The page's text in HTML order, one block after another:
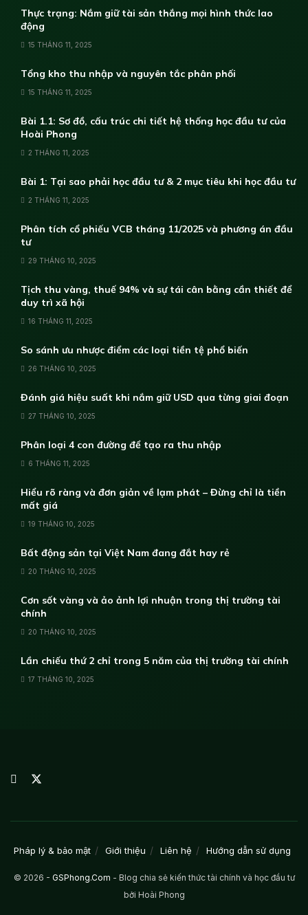
Thực trạng: Nắm giữ tài sản thắng mọi hình thức lao
động
15 THÁNG 11, 2025
Tổng kho thu nhập và nguyên tắc phân phối
15 THÁNG 11, 2025
Bài 1.1: Sơ đồ, cấu trúc chi tiết hệ thống học đầu tư của
Hoài Phong
2 THÁNG 11, 2025
Bài 1: Tại sao phải học đầu tư & 2 mục tiêu khi học đầu tư
2 THÁNG 11, 2025
Phân tích cổ phiếu VCB tháng 11/2025 và phương án đầu
tư
29 THÁNG 10, 2025
Tịch thu vàng, thuế 94% và sự tái cân bằng cần thiết để
duy trì xã hội
16 THÁNG 11, 2025
So sánh ưu nhược điểm các loại tiền tệ phổ biến
26 THÁNG 10, 2025
Đánh giá hiệu suất khi nắm giữ USD qua từng giai đoạn
27 THÁNG 10, 2025
Phân loại 4 con đường để tạo ra thu nhập
6 THÁNG 11, 2025
Hiểu rõ ràng và đơn giản về lạm phát – Đừng chỉ là tiền
mất giá
19 THÁNG 10, 2025
Bất động sản tại Việt Nam đang đắt hay rẻ
20 THÁNG 10, 2025
Cơn sốt vàng và ảo ảnh lợi nhuận trong thị trường tài
chính
20 THÁNG 10, 2025
Lần chiếu thứ 2 chỉ trong 5 năm của thị trường tài chính
17 THÁNG 10, 2025
Pháp lý & bảo mật Giới thiệu Liên hệ Hướng dẫn sử dụng
© 2026 - GSPhong.Com - Blog chia sẻ kiến thức tài chính và học đầu tư
bởi Hoài Phong